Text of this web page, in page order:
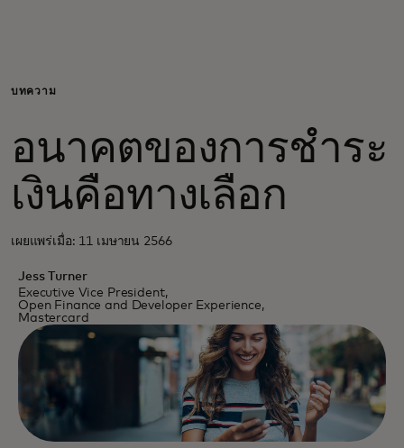
สำหรับธุรกิจ
เพื่อโลก
สำหรับผู้สร้างนวัตกรรม
ข่าวสารและแนวโน้ม
บทความ
อนาคตของการชำระ
เงินคือทางเลือก
เผยแพร่เมื่อ: 11 เมษายน 2566
Jess Turner
Executive Vice President,
Open Finance and Developer Experience,
Mastercard